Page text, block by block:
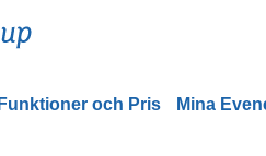
Funktioner och Pris Mina